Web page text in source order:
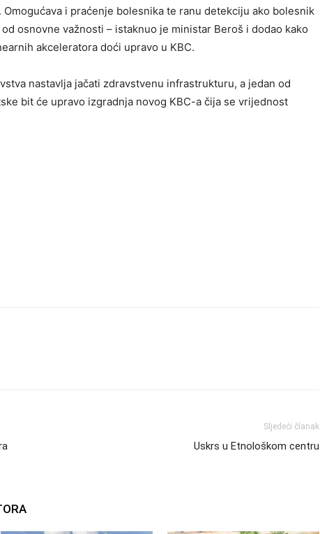
i praćenje bolesnika te ranu detekciju ako bolesnik
osnovne važnosti – istaknuo je ministar Beroš i dodao kako
akceleratora doći upravo u KBC.
nastavlja jačati zdravstvenu infrastrukturu, a jedan od
bit će upravo izgradnja novog KBC-a čija se vrijednost
Sljedeći članak
Uskrs u Etnološkom centru